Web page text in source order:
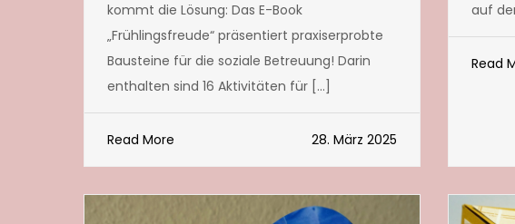
kommt die Lösung: Das E-Book
„Frühlingsfreude“ präsentiert praxiserprobte
Bausteine für die soziale Betreuung! Darin
enthalten sind 16 Aktivitäten für […]
Read More 28. März 2025
auf
Read